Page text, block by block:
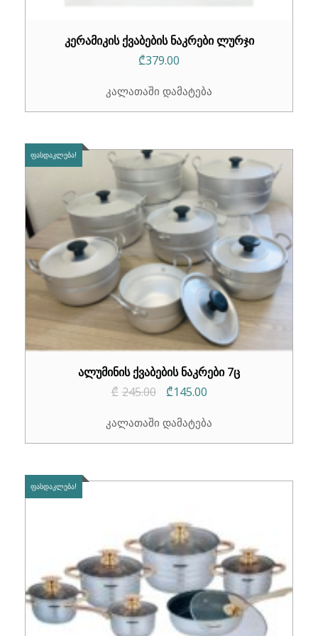
კერამიკის ქვაბების ნაკრები ლურჯი
₾379.00
კალათაში დამატება
ᲤᲐᲡᲓᲐᲙᲚᲔᲑᲐ!
ალუმინის ქვაბების ნაკრები 7ც
₾ 245.00
Original
was:
₾145.00Current
is:
კალათაში დამატება
ᲤᲐᲡᲓᲐᲙᲚᲔᲑᲐ!